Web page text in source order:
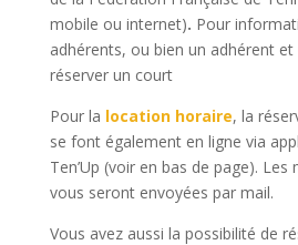
mobile ou internet). Pour
adhérents, ou bien un adhérent
réserver un court
Pour la location horaire, la
se font également en ligne via
Ten’Up (voir en bas de page). Les
vous seront envoyées par mail.
Vous avez aussi la possibilité de